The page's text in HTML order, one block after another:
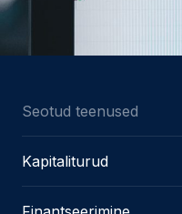
Seotud teenused
Kapitaliturud